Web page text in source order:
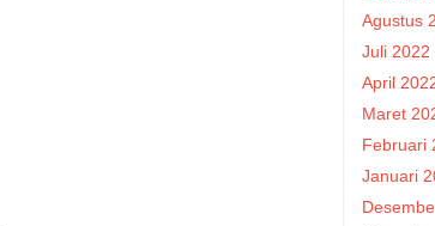
Agustus
Juli 2022
April
Maret
Februari
Januari